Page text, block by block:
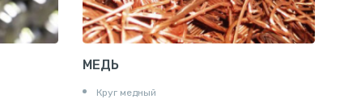
МЕДЬ
Круг медный